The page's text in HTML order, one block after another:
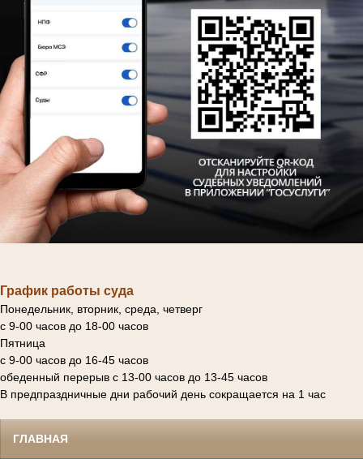
График работы суда
Понедельник, вторник, среда, четверг
с 9-00 часов до 18-00 часов
Пятница
с 9-00 часов до 16-45 часов
обеденный перерыв с 13-00 часов до 13-45 часов
В предпраздничные дни рабочий день сокращается на 1 час
ГЛАВНАЯ